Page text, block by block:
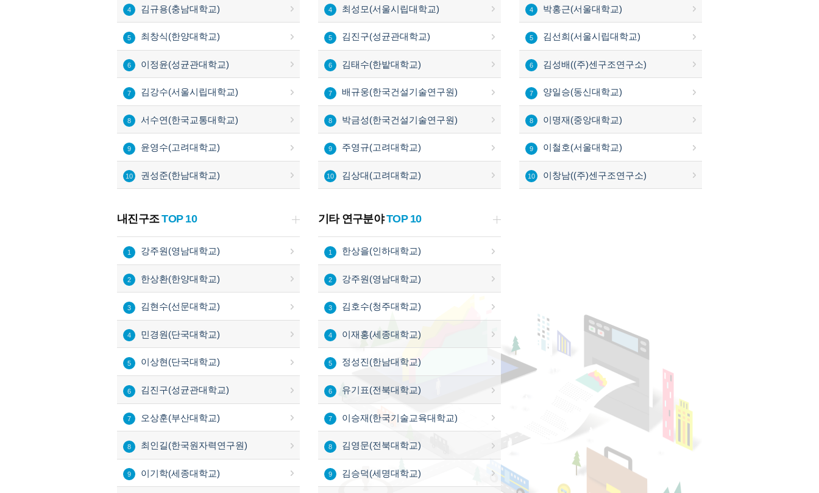
4 김규용(충남대학교)
5 최창식(한양대학교)
6 이정윤(성균관대학교)
7 김강수(서울시립대학교)
8 서수연(한국교통대학교)
9 윤영수(고려대학교)
10 권성준(한남대학교)
4 최성모(서울시립대학교)
5 김진구(성균관대학교)
6 김태수(한밭대학교)
7 배규웅(한국건설기술연구원)
8 박금성(한국건설기술연구원)
9 주영규(고려대학교)
10 김상대(고려대학교)
4 박홍근(서울대학교)
5 김선희(서울시립대학교)
6 김성배((주)센구조연구소)
7 양일승(동신대학교)
8 이명재(중앙대학교)
9 이철호(서울대학교)
10 이창남((주)센구조연구소)
내진구조TOP 10
1 강주원(영남대학교)
2 한상환(한양대학교)
3 김현수(선문대학교)
4 민경원(단국대학교)
5 이상현(단국대학교)
6 김진구(성균관대학교)
7 오상훈(부산대학교)
8 최인길(한국원자력연구원)
9 이기학(세종대학교)
기타 연구분야TOP 10
1 한상을(인하대학교)
2 강주원(영남대학교)
3 김호수(청주대학교)
4 이재홍(세종대학교)
5 정성진(한남대학교)
6 유기표(전북대학교)
7 이승재(한국기술교육대학교)
8 김영문(전북대학교)
9 김승덕(세명대학교)